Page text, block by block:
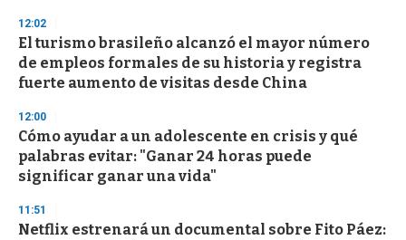
12:02
El turismo brasileño alcanzó el mayor número
de empleos formales de su historia y registra
fuerte aumento de visitas desde China
12:00
Cómo ayudar a un adolescente en crisis y qué
palabras evitar: "Ganar 24 horas puede
significar ganar una vida"
11:51
Netflix estrenará un documental sobre Fito Páez: